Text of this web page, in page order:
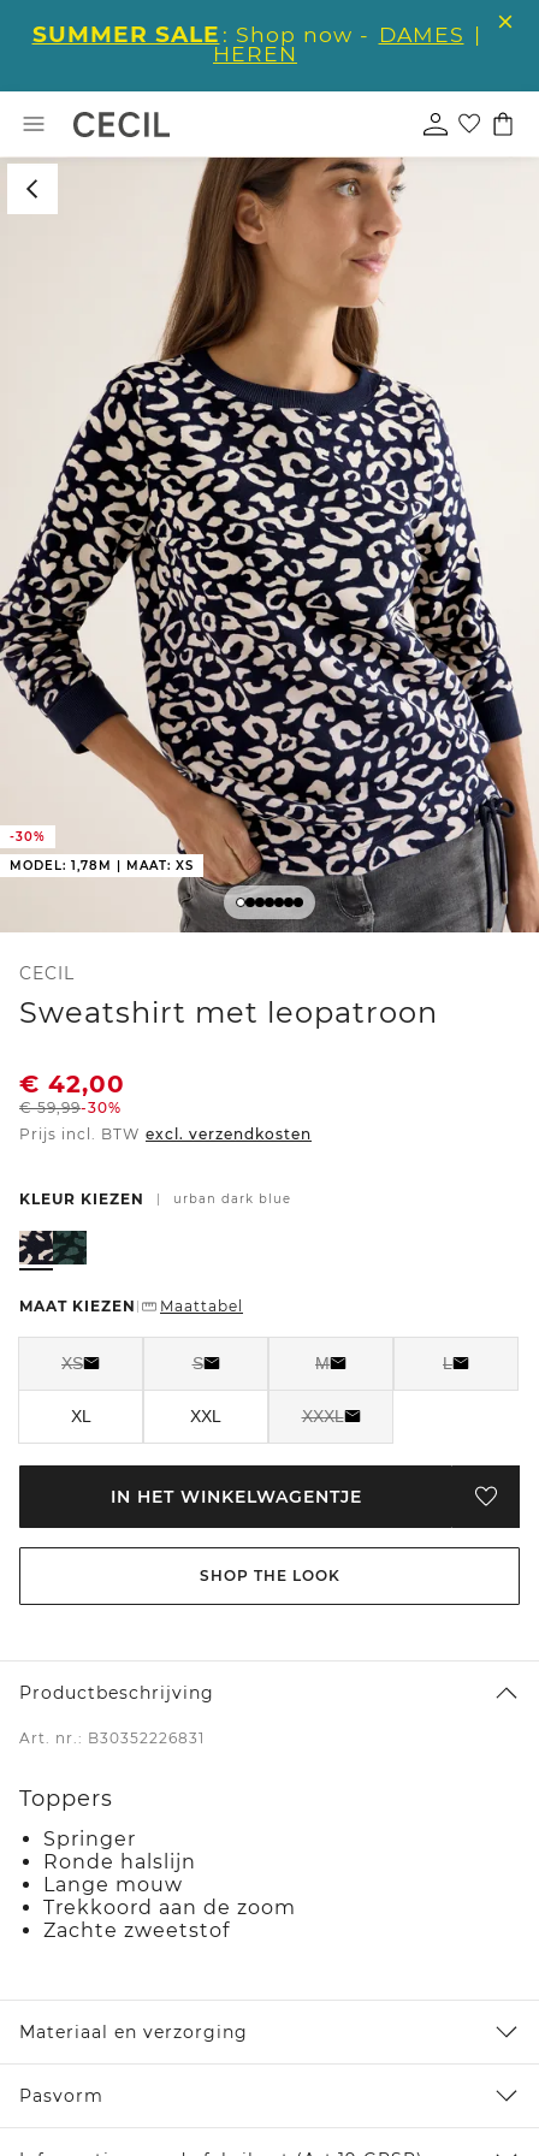
SUMMER SALE : Shop now - DAMES |
HEREN
-30%
MODEL: 1,78M | MAAT: XS
CECIL
Sweatshirt met leopatroon
€ 42,00
€59,99-30%
Prijs incl. BTW excl. verzendkosten
KLEUR KIEZEN urban dark blue
MAAT KIEZEN Maattabel
XS S M L
XL XXL XXXL
IN HET WINKELWAGENTJE
SHOP THE LOOK
Productbeschrijving
Art. nr.: B30352226831
Toppers
Springer
Ronde halslijn
Lange mouw
Trekkoord aan de zoom
Zachte zweetstof
Materiaal en verzorging
Pasvorm